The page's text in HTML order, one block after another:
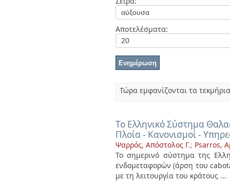
Αποτελέσματα:
Τώρα εμφανίζονται τα
Το Ελληνικό Σύστημα
Πλοία - Κανονισμοί -
Ψαρρός, Απόστολος Γ.; Psarros,
Το σημερινό σύστημα της
ενδομεταφορών (άρση του
με τη λειτουργία του κράτους ...